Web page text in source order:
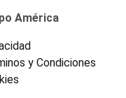
América
y Condiciones